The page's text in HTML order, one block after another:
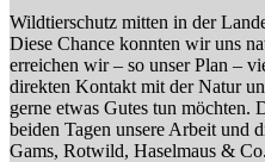
Wildtierschutz mitten in der
Diese Chance konnten wir uns
erreichen wir – so unser Plan –
direkten Kontakt mit der Natur
gerne etwas Gutes tun möchten.
beiden Tagen unsere Arbeit und
Gams, Rotwild, Haselmaus & Co.